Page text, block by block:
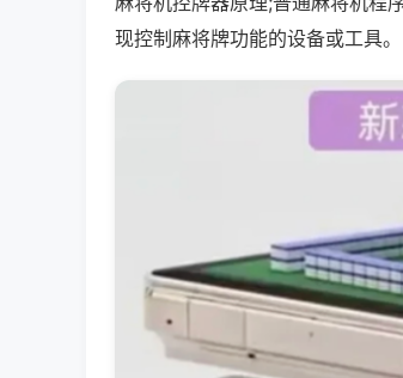
现控制麻将牌功能的设备或工具。